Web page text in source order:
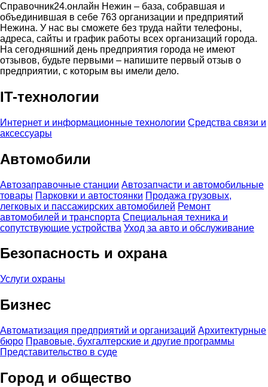
Справочник24.онлайн Нежин – база, собравшая и
объединившая в себе 763 организации и предприятий
Нежина. У нас вы сможете без труда найти телефоны,
адреса, сайты и график работы всех организаций города.
На сегодняшний день предприятия города не имеют
отзывов, будьте первыми – напишите первый отзыв о
предприятии, с которым вы имели дело.
IT-технологии
Интернет и информационные технологии Средства связи и
аксессуары
Автомобили
Автозаправочные станции Автозапчасти и автомобильные
товары Парковки и автостоянки Продажа грузовых,
легковых и пассажирских автомобилей Ремонт
автомобилей и транспорта Специальная техника и
сопутствующие устройства Уход за авто и обслуживание
Безопасность и охрана
Услуги охраны
Бизнес
Автоматизация предприятий и организаций Архитектурные
бюро Правовые, бухгалтерские и другие программы
Представительство в суде
Город и общество